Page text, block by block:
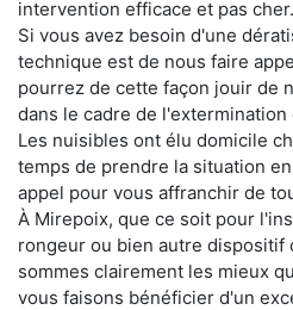
intervention efficace et pas cher.
Si vous avez besoin d'une
technique est de nous faire
pourrez de cette façon jouir de
dans le cadre de
Les nuisibles ont élu domicile
temps de prendre la situation
appel pour vous affranchir de
À Mirepoix, que ce soit pour
rongeur ou bien autre dispositif
sommes clairement les mieux
vous faisons bénéficier d'un